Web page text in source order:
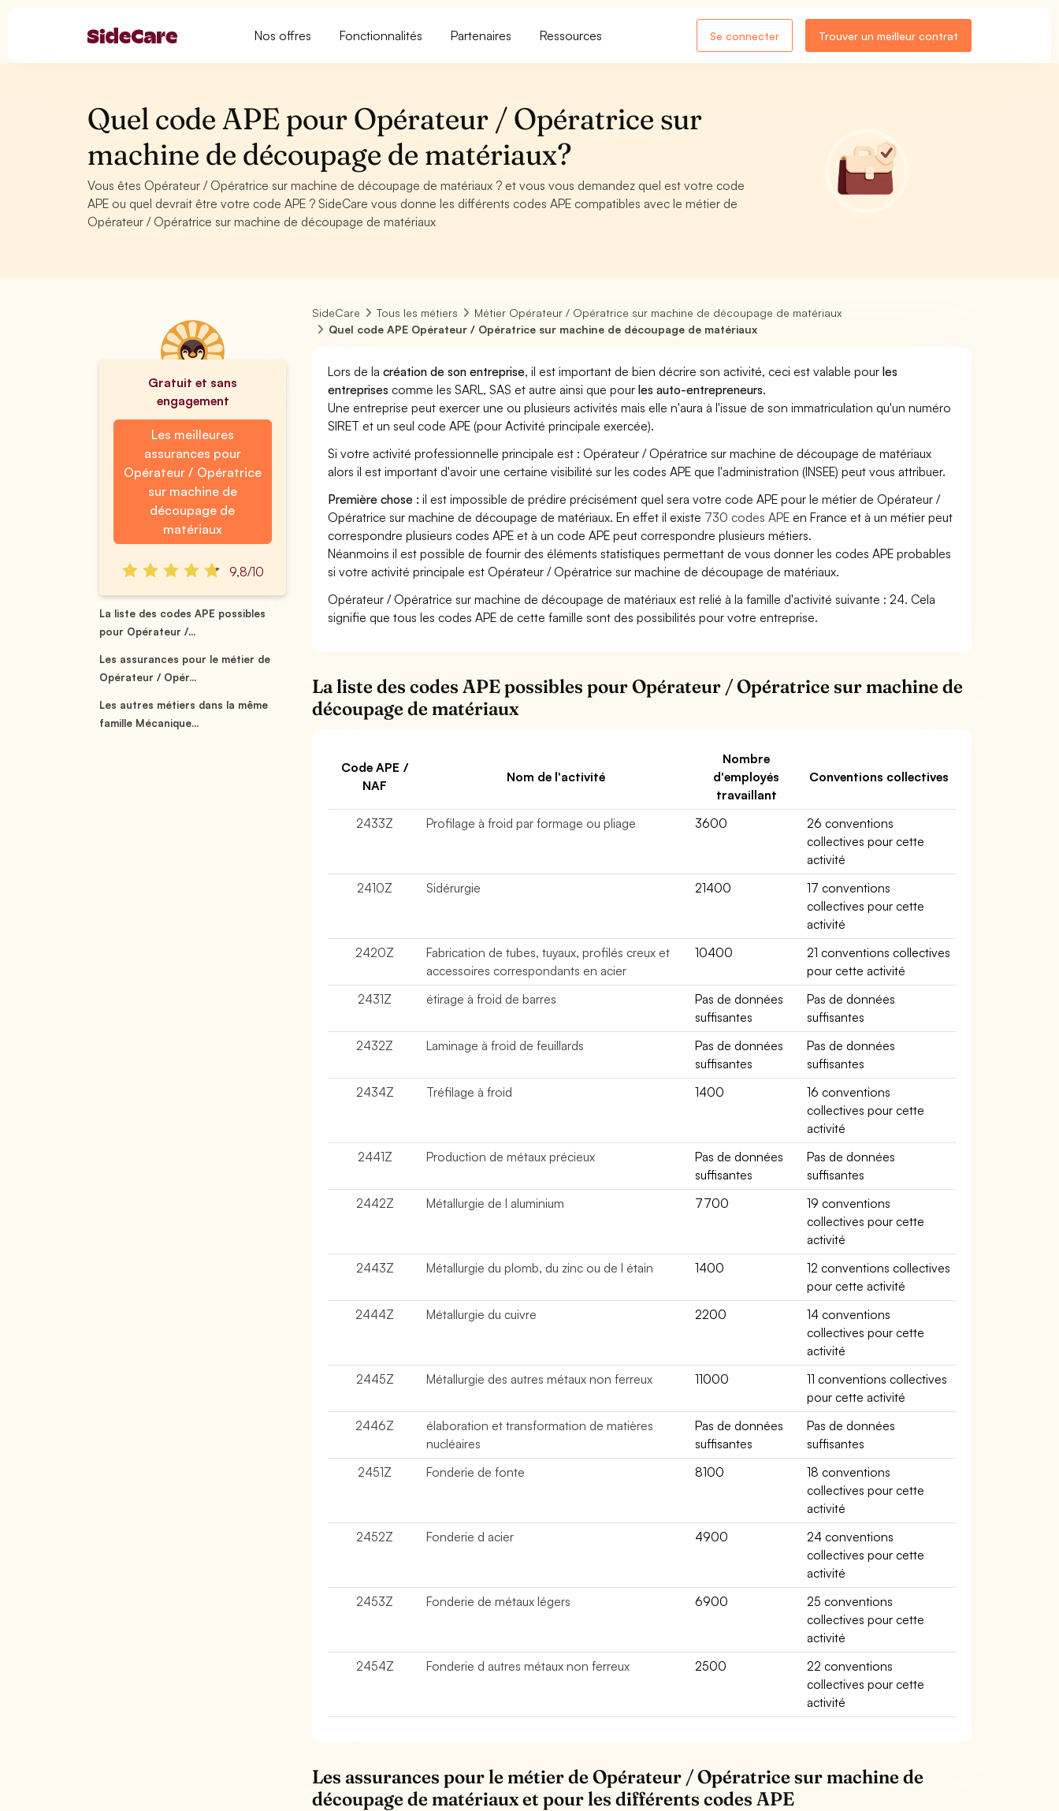
Nos offres Fonctionnalités Partenaires Ressources Se connecter Trouver un meilleur contrat
Quel code APE pour Opérateur / Opératrice sur
machine de découpage de matériaux?
Vous êtes Opérateur / Opératrice sur machine de découpage de matériaux ? et vous vous demandez quel est votre code
APE ou quel devrait être votre code APE ? SideCare vous donne les différents codes APE compatibles avec le métier de
Opérateur / Opératrice sur machine de découpage de matériaux
Gratuit et sans
engagement
Les meilleures
assurances pour
Opérateur / Opératrice
sur machine de
découpage de
matériaux
9,8/10
La liste des codes APE possibles
pour Opérateur /...
Les assurances pour le métier de
Opérateur / Opér...
Les autres métiers dans la même
famille Mécanique...
SideCare Tous les métiers
Métier Opérateur / Opératrice sur machine de découpage de matériaux
Quel code APE Opérateur / Opératrice sur machine de découpage de matériaux
Lors de lacréation de son entreprise, il est important de bien décrire son activité, ceci est valable pourles
entreprises comme les SARL, SAS et autre ainsi que pourles auto-entrepreneurs.
Une entreprise peut exercer une ou plusieurs activités mais elle n'aura à l'issue de son immatriculation qu'un numéro
SIRET et un seul code APE (pour Activité principale exercée).
Si votre activité professionnelle principale est : Opérateur / Opératrice sur machine de découpage de matériaux
alors il est important d'avoir une certaine visibilité sur les codes APE que l'administration (INSEE) peut vous attribuer.
Première chose : il est impossible de prédire précisément quel sera votre code APE pour le métier de Opérateur /
Opératrice sur machine de découpage de matériaux. En effet il existe 730 codes APE en France et à un métier peut
correspondre plusieurs codes APE et à un code APE peut correspondre plusieurs métiers.
Néanmoins il est possible de fournir des éléments statistiques permettant de vous donner les codes APE probables
si votre activité principale est Opérateur / Opératrice sur machine de découpage de matériaux.
Opérateur / Opératrice sur machine de découpage de matériaux est relié à la famille d'activité suivante : 24. Cela
signifie que tous les codes APE de cette famille sont des possibilités pour votre entreprise.
La liste des codes APE possibles pour Opérateur / Opératrice sur machine de
découpage de matériaux
Code APE /
NAF
Nom de l'activité
Nombre
d'employés
travaillant
Conventions collectives
2433Z Profilage à froid par formage ou pliage 3600
26 conventions
collectives pour cette
activité
2410Z
Sidérurgie 21400
17 conventions
collectives pour cette
activité
2420Z
Fabrication de tubes, tuyaux, profilés creux et
accessoires correspondants en acier
10400
21 conventions collectives
pour cette activité
2431Z
étirage à froid de barres
Pas de données
suffisantes
Pas de données
suffisantes
2432Z
Laminage à froid de feuillards
Pas de données
suffisantes
Pas de données
suffisantes
2434Z
Tréfilage à froid 1400
16 conventions
collectives pour cette
activité
2441Z
Production de métaux précieux
Pas de données
suffisantes
Pas de données
suffisantes
2442Z
Métallurgie de l aluminium 7700
19 conventions
collectives pour cette
activité
2443Z
Métallurgie du plomb, du zinc ou de l étain 1400
12 conventions collectives
pour cette activité
2444Z
Métallurgie du cuivre 2200
14 conventions
collectives pour cette
activité
2445Z
Métallurgie des autres métaux non ferreux 11000
11 conventions collectives
pour cette activité
2446Z
élaboration et transformation de matières
nucléaires
Pas de données
suffisantes
Pas de données
suffisantes
2451Z
Fonderie de fonte 8100
18 conventions
collectives pour cette
activité
2452Z
Fonderie d acier 4900
24 conventions
collectives pour cette
activité
2453Z
Fonderie de métaux légers 6900
25 conventions
collectives pour cette
activité
2454Z
Fonderie d autres métaux non ferreux 2500
22 conventions
collectives pour cette
activité
Les assurances pour le métier de Opérateur / Opératrice sur machine de
découpage de matériaux et pour les différents codes APE